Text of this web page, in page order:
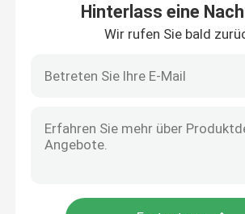
Qualitätskontrolle
Kontakt mit uns
Hinterlass eine
Wir rufen Sie bald